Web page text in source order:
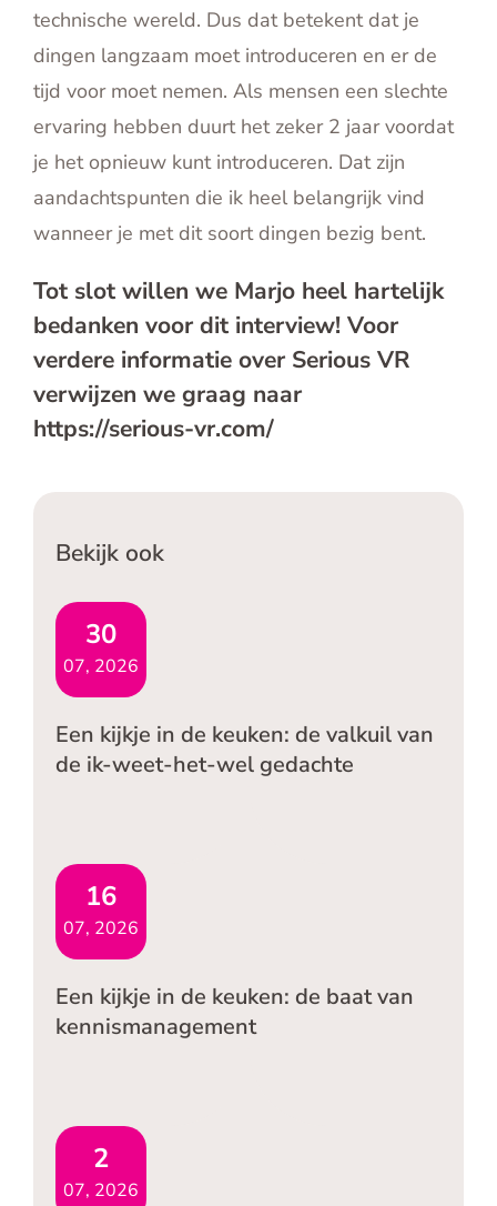
technische wereld. Dus dat betekent dat je
dingen langzaam moet introduceren en er de
tijd voor moet nemen. Als mensen een slechte
ervaring hebben duurt het zeker 2 jaar voordat
je het opnieuw kunt introduceren. Dat zijn
aandachtspunten die ik heel belangrijk vind
wanneer je met dit soort dingen bezig bent.
Tot slot willen we Marjo heel hartelijk
bedanken voor dit interview! Voor
verdere informatie over Serious VR
verwijzen we graag naar
https://serious-vr.com/
Bekijk ook
30
07, 2026
Een kijkje in de keuken: de valkuil van
de ik-weet-het-wel gedachte
16
07, 2026
Een kijkje in de keuken: de baat van
kennismanagement
2
07, 2026